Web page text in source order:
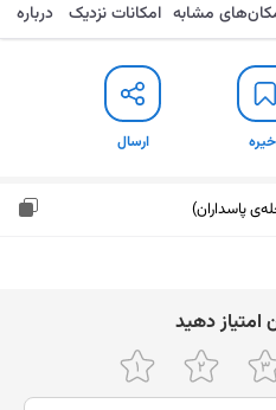
ارسالمشابه امکانات نزدیک درباره
ارسال
اﻣﺘﯿﺎز دﻫﯿﺪ